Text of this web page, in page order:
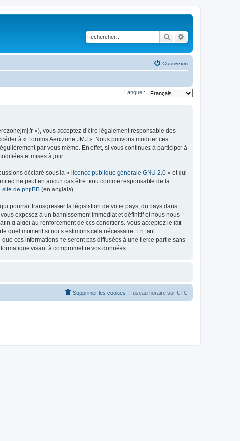
Rechercher
Connexion
Langue :
»), vous acceptez d’être légalement responsable des
à « Forums Aerozone JMJ ». Nous pouvons modifier ces
par vous-même. En effet, si vous continuez à participer à
et mises à jour.
déclaré sous la « licence publique générale GNU 2.0 » et qui
ne peut en aucun cas être tenu comme responsable de la
site de phpBB (en anglais).
pourrait transgresser la législation de votre pays, du pays dans
exposez à un bannissement immédiat et définitif et nous nous
d’aider au renforcement de ces conditions. Vous acceptez le fait
quel moment si nous estimons cela nécessaire. En tant
ces informations ne seront pas diffusées à une tierce partie sans
visant à compromettre vos données.
Fuseau horaire sur UTC
Supprimer les cookies